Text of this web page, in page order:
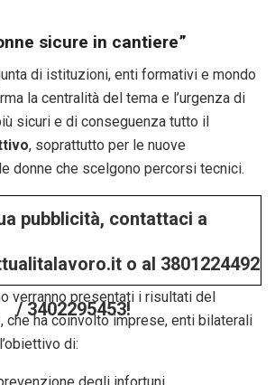
sicure in cantiere”
di istituzioni, enti formativi e mondo
la centralità del tema e l’urgenza di
sicuri e di conseguenza tutto il
, soprattutto per le nuove
donne che scelgono percorsi tecnici.
pubblicità, contattaci a
o al 3801224492
/ 3402295453!
verranno presentati i risultati del
che ha coinvolto imprese, enti bilaterali
di: